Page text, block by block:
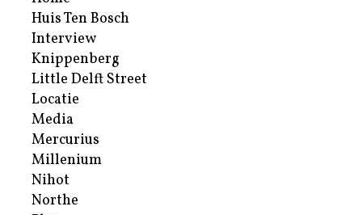
Huis Ten Bosch
Interview
Knippenberg
Little Delft Street
Locatie
Media
Mercurius
Millenium
Nihot
Northe